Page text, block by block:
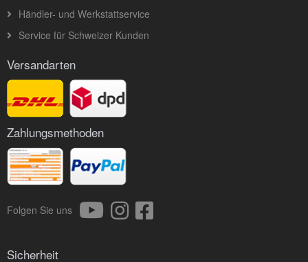
Händler- und Werkstattservice
Service für Schweizer Kunden
Versandarten
Zahlungsmethoden
Folgen Sie uns
Sicherheit